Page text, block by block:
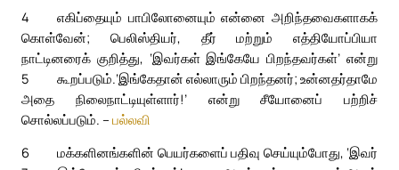
4
எகிப்தையும் பாபிலோனையும் என்னை அறிந்தவைகளாகக்
கொள்வேன்; பெலிஸ்தியர், தீர் மற்றும் எத்தியோப்பியா
நாட்டினரைக் குறித்து, ‘இவர்கள் இங்கேயே பிறந்தவர்கள்’ என்று
கூறப்படும்.
5
‘இங்கேதான் எல்லாரும் பிறந்தனர்; உன்னதர்தாமே
அதை நிலைநாட்டியுள்ளார்!’ என்று சீயோனைப் பற்றிச்
சொல்லப்படும். – பல்லவி
6
மக்களினங்களின் பெயர்களைப் பதிவு செய்யும்போது, ‘இவர்